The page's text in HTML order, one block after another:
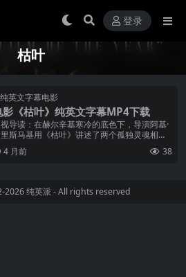
登录
枯叶
纯英文字幕电影
影《枯叶》纯英文字幕MP4下载
导读：在赫尔辛基寒冷的底色下，导演阿基·
斯马基用《枯叶》讲述了两个孤独灵魂相遇
故事。影片延续了其标志性的极简主义风格，
精简，画面复古。即便身处战乱...
4 月前 38
2026纯英派 - All rights reserved